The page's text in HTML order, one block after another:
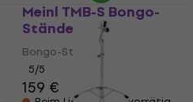
Meinl TMB-S Bongo-
Ständer
Bongo-Ständer
5/5
159 €